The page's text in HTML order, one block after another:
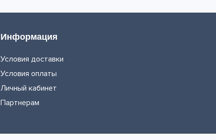
Информация
Условия доставки
Условия оплаты
Личный кабинет
Партнерам